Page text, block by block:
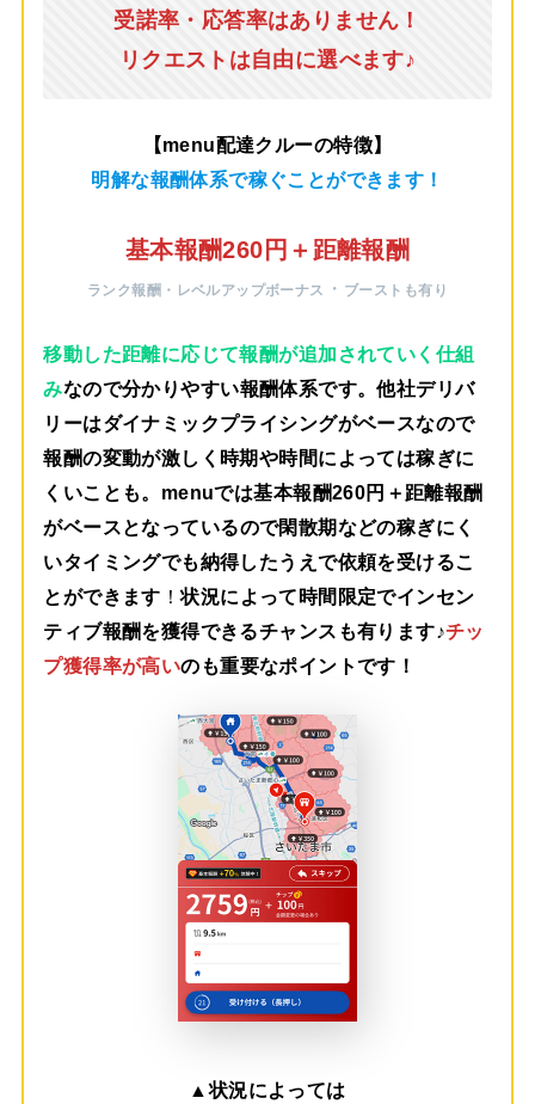
受諾率・応答率はありません！
リクエストは自由に選べます♪
【menu配達クルーの特徴】
明解な報酬体系で稼ぐことができます！
基本報酬260円＋距離報酬
ランク報酬・レベルアップボーナス ・ ブーストも有り
移動した距離に応じて報酬が追加されていく仕組
みなので分かりやすい報酬体系です。他社デリバ
リーはダイナミックプライシングがベースなので
報酬の変動が激しく時期や時間によっては稼ぎに
くいことも。menuでは基本報酬260円＋距離報酬
がベースとなっているので閑散期などの稼ぎにく
いタイミングでも納得したうえで依頼を受けるこ
とができます ！状況によって時間限定でインセン
ティブ報酬を獲得できるチャンスも有ります♪チッ
プ獲得率が高いのも重要なポイントです！
▲状況によっては